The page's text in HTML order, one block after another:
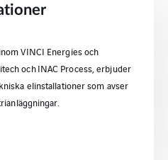
VINCI Energies och
och INAC Process, erbjuder
elinstallationer som avser